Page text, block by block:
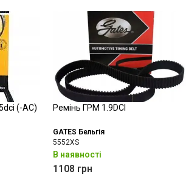
(-АС) Ремінь ГРМ 1.9DCI
GATES Бельгія
5552XS
В наявності
1108 грн